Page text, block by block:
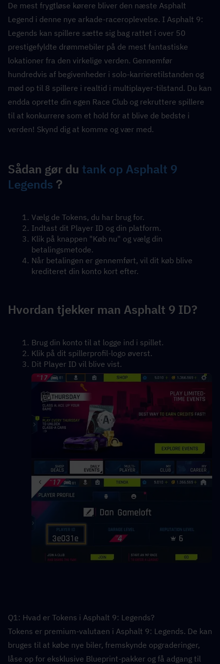
De mest frygtløse kørere bliver den næste Asphalt
Legend i denne nye arkade-raceroplevelse. I Asphalt 9:
Legends kan spillere sætte sig bag rattet i over 50
prestigefyldte drømmebiler på de mest fantastiske
lokationer fra den virkelige verden. Gennemfør
hundredvis af begivenheder i solo-karrieretilstanden og
mød op til 8 spillere i realtid i multiplayer-tilstand. Du kan
endda oprette din egen Race Club og rekruttere spillere
til at konkurrere som et hold for at blive de bedste i
verden! Skynd dig at komme og vær med.
Sådan gør du tank op Asphalt 9
Legends ？
Vælg de Tokens, du har brug for.
Indtast dit Player ID og din platform.
Klik på knappen "Køb nu" og vælg din
betalingsmetode.
Når betalingen er gennemført, vil dit køb blive
krediteret din konto kort efter.
Hvordan tjekker man Asphalt 9 ID?
Brug din konto til at logge ind i spillet.
Klik på dit spillerprofil-logo øverst.
Dit Player ID vil blive vist.
Q1: Hvad er Tokens i Asphalt 9: Legends?
Tokens er premium-valutaen i Asphalt 9: Legends. De kan
bruges til at købe nye biler, fremskynde opgraderinger,
låse op for eksklusive Blueprint-pakker og få adgang til